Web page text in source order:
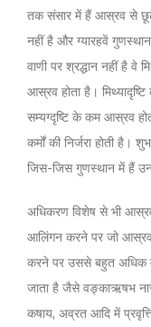
तक संसार में हैं आस्रव से
नहीं है और ग्यारहवें
वाणी पर श्रद्धान नहीं है वे
आस्रव होता है।
सम्यग्दृष्टि के कम आस्रव
कर्मों की निर्जरा होती
जिस-जिस गुणस्थान में हैं
अधिकरण विशेष से भी
आलिंगन करने पर जो आस्रव
करने पर उससे बहुत अधिक
जाता है जैसे वङ्काऋषभ
कषाय, अव्रत आदि में